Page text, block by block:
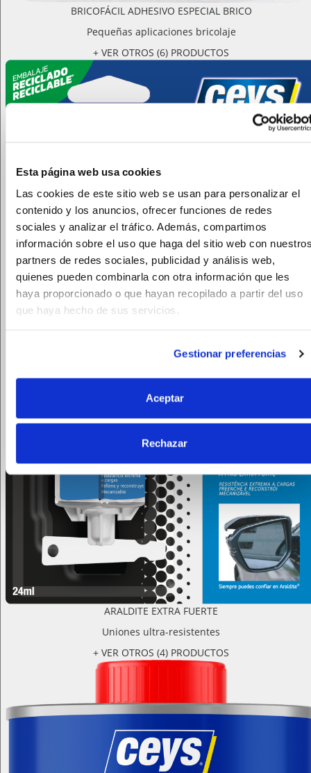
Esta página web usa cookies
Las cookies de este sitio web se usan para personalizar el
contenido y los anuncios, ofrecer funciones de redes
sociales y analizar el tráfico. Además, compartimos
información sobre el uso que haga del sitio web con
partners de redes sociales, publicidad y análisis web,
quienes pueden combinarla con otra información que les
haya proporcionado o que hayan recopilado a partir del uso
que haya hecho de sus servicios.
Gestionar preferencias
Aceptar
Rechazar
BRICOFÁCIL ADHESIVO ESPECIAL BRICO
Pequeñas aplicaciones bricolaje
+ VER OTROS (6) PRODUCTOS
ARALDITE EXTRA FUERTE
Uniones ultra-resistentes
+ VER OTROS (4) PRODUCTOS